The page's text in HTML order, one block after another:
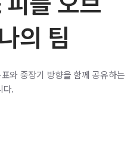
의 팀
와 중장기 방향을 함께 공유하는
다.